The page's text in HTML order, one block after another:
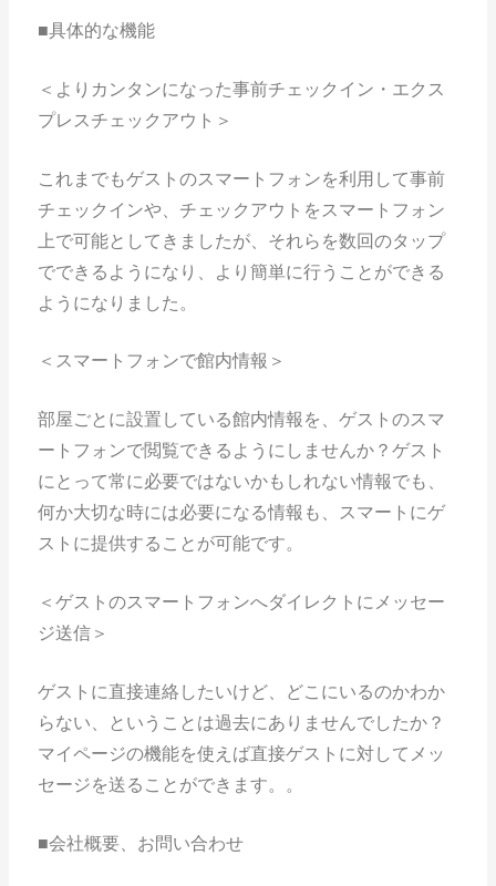
■具体的な機能
＜よりカンタンになった事前チェックイン・エクス
プレスチェックアウト＞
これまでもゲストのスマートフォンを利用して事前
チェックインや、チェックアウトをスマートフォン
上で可能としてきましたが、それらを数回のタップ
でできるようになり、より簡単に行うことができる
ようになりました。
＜スマートフォンで館内情報＞
部屋ごとに設置している館内情報を、ゲストのスマ
ートフォンで閲覧できるようにしませんか？ゲスト
にとって常に必要ではないかもしれない情報でも、
何か大切な時には必要になる情報も、スマートにゲ
ストに提供することが可能です。
＜ゲストのスマートフォンへダイレクトにメッセー
ジ送信＞
ゲストに直接連絡したいけど、どこにいるのかわか
らない、ということは過去にありませんでしたか？
マイページの機能を使えば直接ゲストに対してメッ
セージを送ることができます。。
■会社概要、お問い合わせ